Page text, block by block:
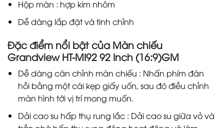
Hộp màn : hợp kim nhôm
Dễ dàng lắp đặt và tinh chỉnh
Đặc điểm nổi bật của Màn chiếu
Grandview HT-MI92 92 Inch (16:9)GM
Dễ dàng cân chỉnh màn chiếu : Nhấn phím đàn
hồi bằng một cái kẹp giấy uốn, sau đó điều chỉnh
màn hình tới vị trí mong muốn.
Dải cao su hấp thụ rung lắc : Dải cao su giữa vỏ và